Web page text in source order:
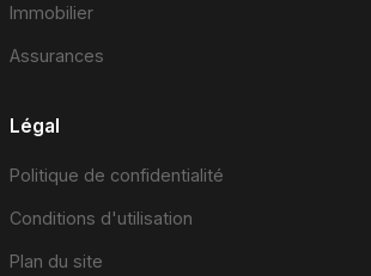
Immobilier
Assurances
Légal
Politique de confidentialité
Conditions d'utilisation
Plan du site